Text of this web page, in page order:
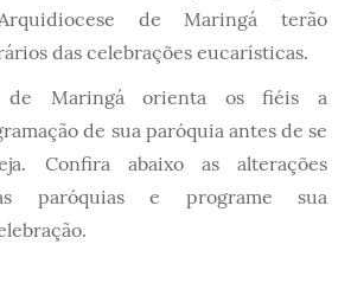
de Maringá terão
das celebrações eucarísticas.
de Maringá orienta os fiéis a
de sua paróquia antes de se
Confira abaixo as alterações
paróquias e programe sua